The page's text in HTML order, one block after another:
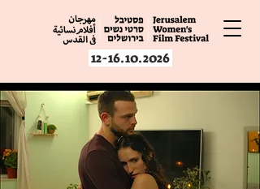
12-16.10.2026